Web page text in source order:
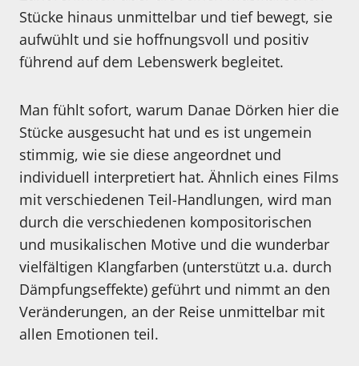
Stücke hinaus unmittelbar und tief bewegt, sie
aufwühlt und sie hoffnungsvoll und positiv
führend auf dem Lebenswerk begleitet.
Man fühlt sofort, warum Danae Dörken hier die
Stücke ausgesucht hat und es ist ungemein
stimmig, wie sie diese angeordnet und
individuell interpretiert hat. Ähnlich eines Films
mit verschiedenen Teil-Handlungen, wird man
durch die verschiedenen kompositorischen
und musikalischen Motive und die wunderbar
vielfältigen Klangfarben (unterstützt u.a. durch
Dämpfungseffekte) geführt und nimmt an den
Veränderungen, an der Reise unmittelbar mit
allen Emotionen teil.